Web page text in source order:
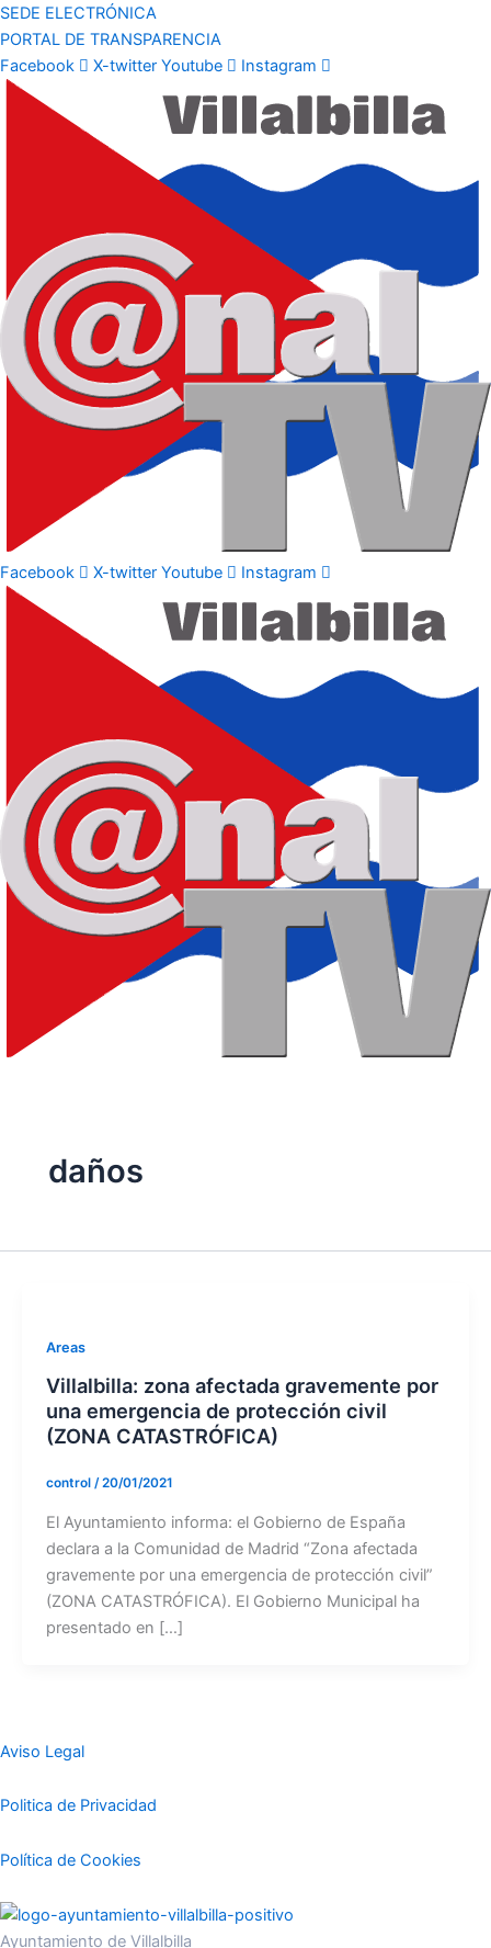
SEDE ELECTRÓNICA
PORTAL DE TRANSPARENCIA
Facebook
X-twitter Youtube Instagram
Facebook X-twitter Youtube Instagram
daños
Areas
Villalbilla: zona afectada gravemente por
una emergencia de protección civil
(ZONA CATASTRÓFICA)
control /20/01/2021
El Ayuntamiento informa: el Gobierno de España
declara a la Comunidad de Madrid “Zona afectada
gravemente por una emergencia de protección civil”
(ZONA CATASTRÓFICA). El Gobierno Municipal ha
presentado en […]
Aviso Legal
Politica de Privacidad
Política de Cookies
Ayuntamiento de Villalbilla